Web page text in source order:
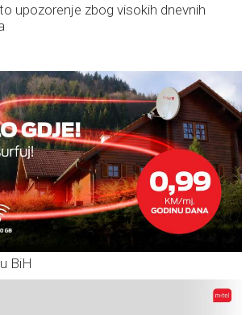
upozorenje zbog visokih dnevnih
BiH